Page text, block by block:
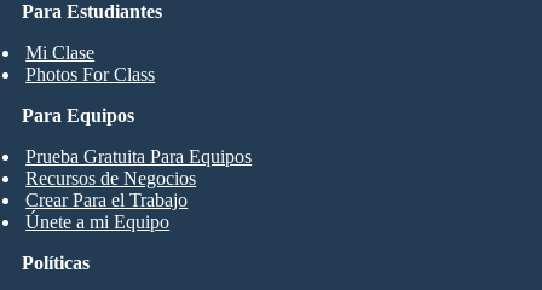
Para Estudiantes
Mi Clase
Photos For Class
Para Equipos
Prueba Gratuita Para Equipos
Recursos de Negocios
Crear Para el Trabajo
Únete a mi Equipo
Políticas